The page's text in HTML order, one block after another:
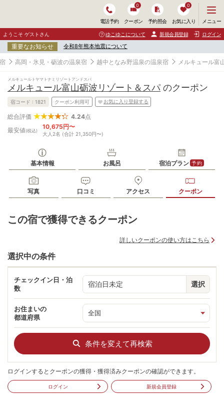
電話予約 クーポン
0
予約照会 お気に入り
0
ニ
ュ
ー
開
く
メニュー
ようこそ ゲストさん ゆこゆこについて 新規会員登録 ログイン
重要なお知らせ 令和8年熊本地震について
高岡・氷見・砺波の温泉宿 越中となみ野温泉の温泉宿 メルキュール富
メルキュールトヤマトナミリゾートアンドスパ
メルキュール富山砺波リゾート＆スパのクーポン
宿コード : 1821 クーポン利用可 お気に入り登録する
総合評価 4.24点
最安値(税込)
10,675円〜
大人2名 (合計 21,350円〜)
基本情報 お風呂 宿泊プラン 予約
写真 口コミ アクセス クーポン
この宿で獲得できるクーポン
詳しいクーポンの使い方はこちら
選択中の条件
チェックイン日・泊
数
宿泊日未定 選択
お住まいの
都道府県
条件を変えて再検索
ログインするとクーポンの獲得・獲得済みクーポンの確認ができます。
ログイン 新規会員登録